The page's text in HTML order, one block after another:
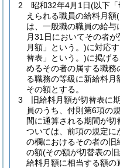
2
昭和32年4月1日(以下「
えられる職員の給料月額
は、一般職の職員の給
月31日においてその者
月額」という。)に対応
替表」という。)に掲げ
めるその者の属する職務
る職務の等級に新給料月
その額とする。
3
旧給料月額が切替表に
員のうち、付則第6項の
間に通算される期間が切
ついては、前項の規定
の欄におけるその者の旧
の額(その額が切替表の
給料月額に相当する額の